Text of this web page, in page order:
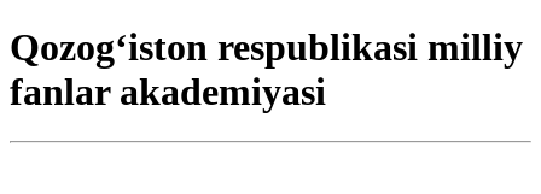
Qozogʻiston respublikasi milliy
fanlar akademiyasi